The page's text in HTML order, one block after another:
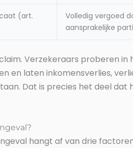
(art.
Volledig vergoed
aansprakelijke
Verzekeraars proberen in
en laten inkomensverlies,
Dat is precies het deel dat
hangt af van drie